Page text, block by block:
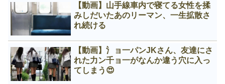
【動画】山手線車内で寝てる女性を揉
みしだいたあのリーマン、一生拡散さ
れ続ける
【動画】氵ョ一パンJKさん、友達にさ
れた力ン千ョ一がなんか違う穴に入っ
てしまう😍